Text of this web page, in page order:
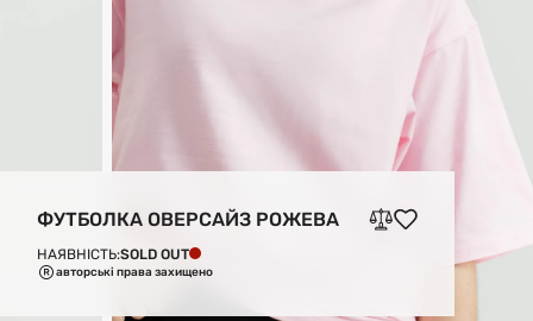
ФУТБОЛКА ОВЕРСАЙЗ РОЖЕВА
НАЯВНІСТЬ:SOLD OUT
авторські права захищено